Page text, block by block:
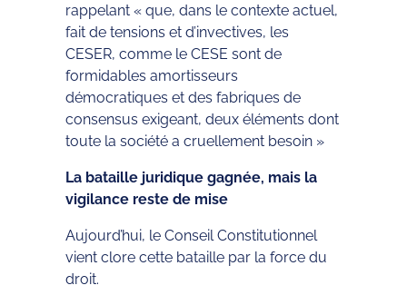
rappelant « que, dans le contexte actuel,
fait de tensions et d’invectives, les
CESER, comme le CESE sont de
formidables amortisseurs
démocratiques et des fabriques de
consensus exigeant, deux éléments dont
toute la société a cruellement besoin »
La bataille juridique gagnée, mais la
vigilance reste de mise
Aujourd’hui, le Conseil Constitutionnel
vient clore cette bataille par la force du
droit.